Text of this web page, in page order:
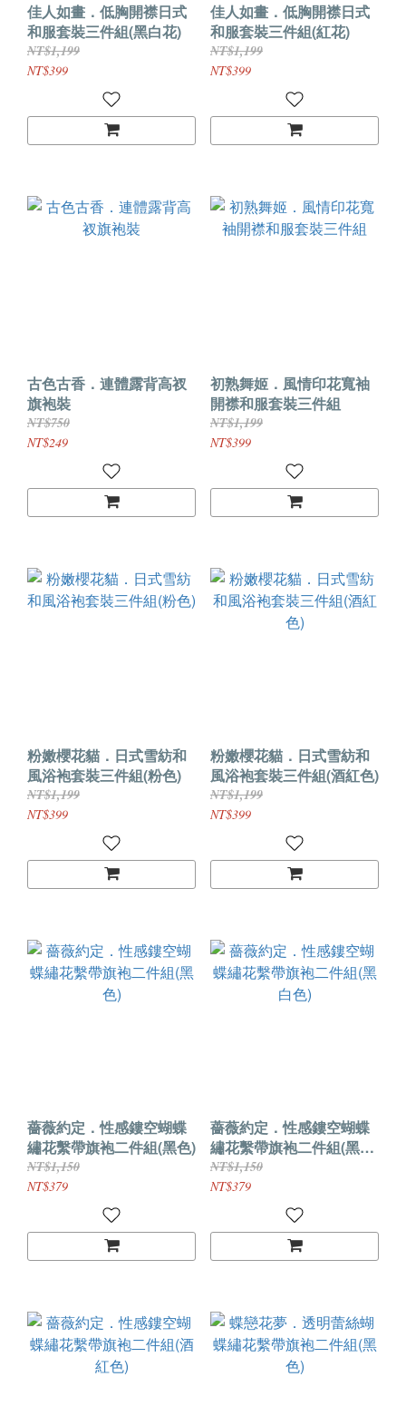
佳人如畫．低胸開襟日式
和服套裝三件組(黑白花)
NT$1,199
NT$399
佳人如畫．低胸開襟日式
和服套裝三件組(紅花)
NT$1,199
NT$399
古色古香．連體露背高衩
旗袍裝
NT$750
NT$249
初熟舞姬．風情印花寬袖
開襟和服套裝三件組
NT$1,199
NT$399
粉嫩櫻花貓．日式雪紡和
風浴袍套裝三件組(粉色)
NT$1,199
NT$399
粉嫩櫻花貓．日式雪紡和
風浴袍套裝三件組(酒紅色)
NT$1,199
NT$399
薔薇約定．性感鏤空蝴蝶
繡花繫帶旗袍二件組(黑色)
NT$1,150
NT$379
薔薇約定．性感鏤空蝴蝶
繡花繫帶旗袍二件組(黑白
色)
NT$1,150
NT$379